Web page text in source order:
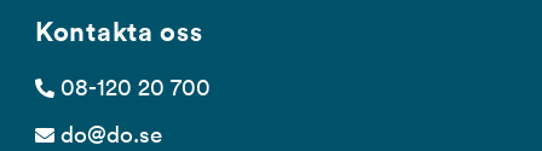
Kontakta oss
08-120 20 700
do@do.se